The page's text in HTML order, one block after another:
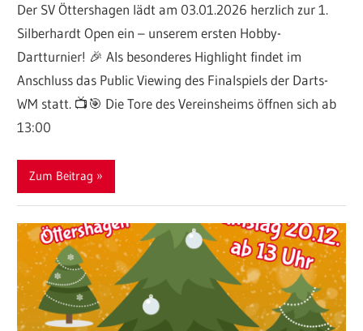
Der SV Öttershagen lädt am 03.01.2026 herzlich zur 1.
Silberhardt Open ein – unserem ersten Hobby-
Dartturnier! 🎉 Als besonderes Highlight findet im
Anschluss das Public Viewing des Finalspiels der Darts-
WM statt. 📺🎯 Die Tore des Vereinsheims öffnen sich ab
13:00
Zum Beitrag